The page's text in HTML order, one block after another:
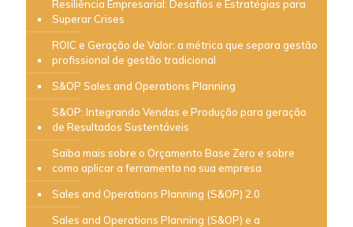
Resiliência Empresarial: Desafios e Estratégias para
Superar Crises
ROIC e Geração de Valor: a métrica que separa gestão
profissional de gestão tradicional
S&OP Sales and Operations Planning
S&OP: Integrando Vendas e Produção para geração
de Resultados Sustentáveis
Saiba mais sobre o Orçamento Base Zero e sobre
como aplicar a ferramenta na sua empresa
Sales and Operations Planning (S&OP) 2.0
Sales and Operations Planning (S&OP) e a